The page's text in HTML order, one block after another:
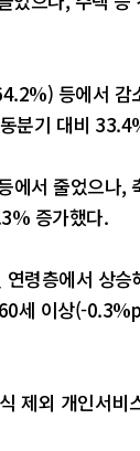
등에서 감
분기 대비
서 줄었으나,
증가했다.
령층에서 상
세 이상(-
제외 개인서